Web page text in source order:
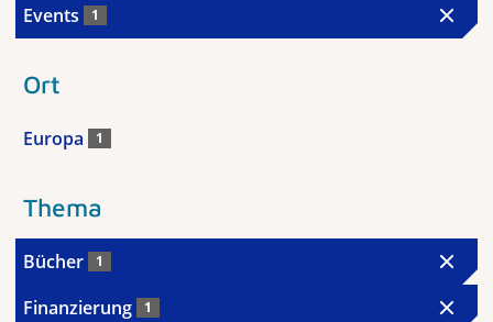
Events 1
Ort
Europa 1
Thema
Bücher 1
Finanzierung 1